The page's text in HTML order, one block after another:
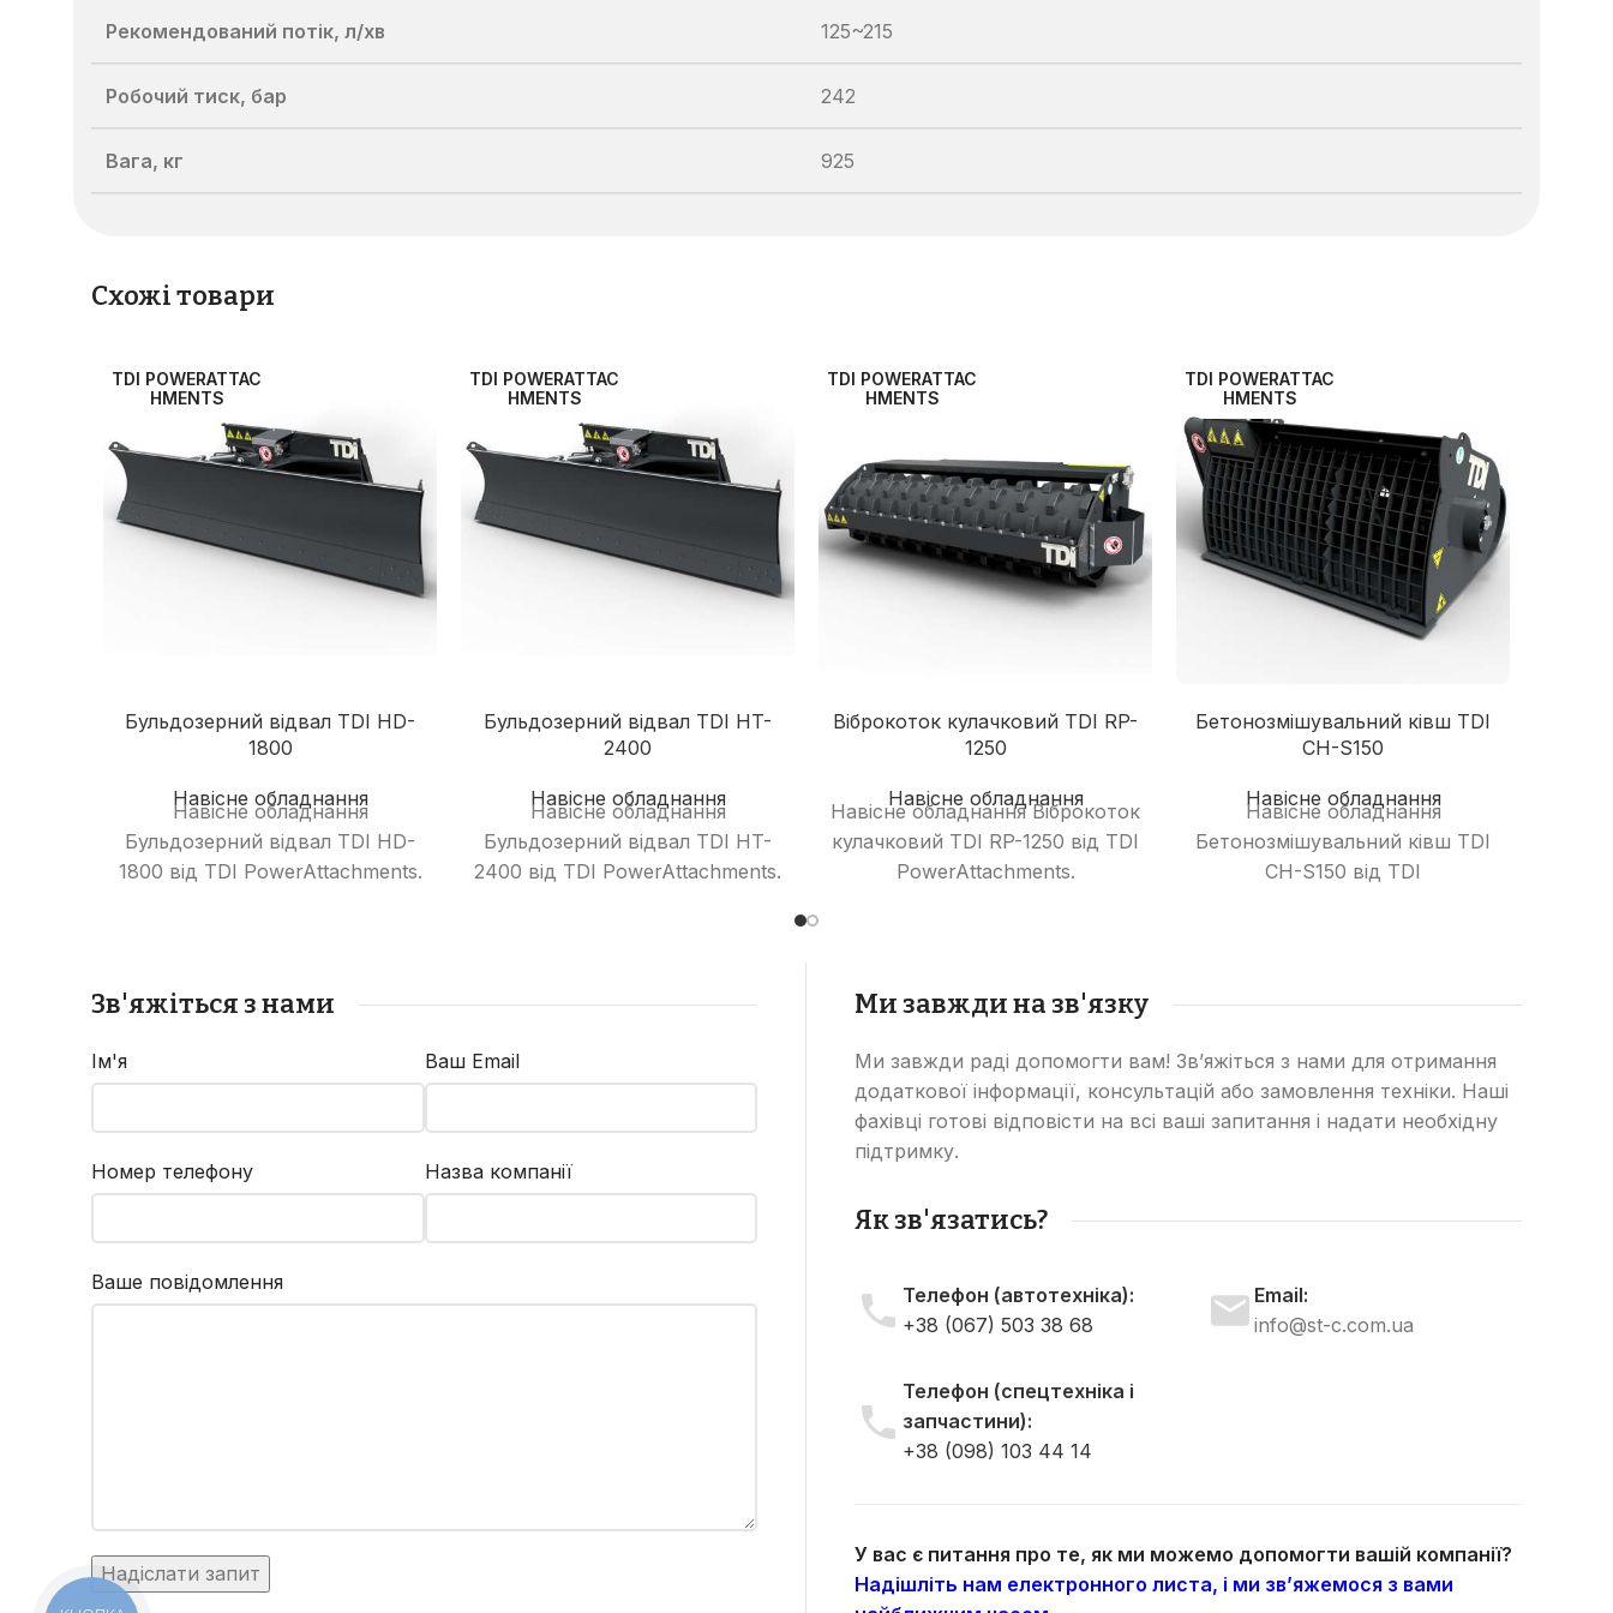
Рекомендований потік, л/хв 125~215
Робочий тиск, бар 242
Вага, кг 925
Схожі товари
TDI POWERATTAC
HMENTS
Бульдозерний відвал TDI HD-
1800
Навісне обладнання
Навісне обладнання
Бульдозерний відвал TDI HD-
1800 від TDI PowerAttachments.
TDI POWERATTAC
HMENTS
Бульдозерний відвал TDI HT-
2400
Навісне обладнання
Навісне обладнання
Бульдозерний відвал TDI HT-
2400 від TDI PowerAttachments.
TDI POWERATTAC
HMENTS
Віброкоток кулачковий TDI RP-
1250
Навісне обладнання
Навісне обладнання Віброкоток
кулачковий TDI RP-1250 від TDI
PowerAttachments.
TDI POWERATTAC
HMENTS
Бетонозмішувальний ківш TDI
CH-S150
Навісне обладнання
Навісне обладнання
Бетонозмішувальний ківш TDI
CH-S150 від TDI
Зв'яжіться з нами
Ім'я Ваш Email
Номер телефону Назва компанії
Ваше повідомлення
Ми завжди на зв'язку
Ми завжди раді допомогти вам! Зв’яжіться з нами для отримання
додаткової інформації, консультацій або замовлення техніки. Наші
фахівці готові відповісти на всі ваші запитання і надати необхідну
підтримку.
Як зв'язатись?
Телефон (автотехніка):
+38 (067) 503 38 68
Телефон (спецтехніка і
запчастини):
+38 (098) 103 44 14
Email:
info@st-c.com.ua
У вас є питання про те, як ми можемо допомогти вашій компанії?
Надішліть нам електронного листа, і ми зв’яжемося з вами